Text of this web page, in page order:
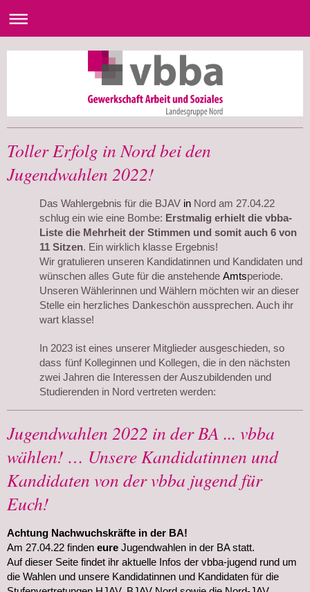
Toller Erfolg in Nord bei den
Jugendwahlen 2022!
Das Wahlergebnis für die BJAV in Nord am 27.04.22
schlug ein wie eine Bombe: Erstmalig erhielt die vbba-
Liste die Mehrheit der Stimmen und somit auch 6 von
11 Sitzen. Ein wirklich klasse Ergebnis!
Wir gratulieren unseren Kandidatinnen und Kandidaten und
wünschen alles Gute für die anstehendeAmtsperiode.
Unseren Wählerinnen und Wählern möchten wir an dieser
Stelle ein herzliches Dankeschön aussprechen. Auch ihr
wart klasse!
In 2023 ist eines unserer Mitglieder ausgeschieden, so
dass fünfKolleginnen und Kollegen, die in den nächsten
zwei Jahren die Interessen der Auszubildenden und
Studierenden in Nord vertreten werden:
Jugendwahlen 2022 in der BA ... vbba
wählen! … Unsere Kandidatinnen und
Kandidaten von der vbba jugend für
Euch!
Achtung Nachwuchskräfte in der BA!
Am 27.04.22 finden eure Jugendwahlen in der BA statt.
Auf dieser Seite findet ihr aktuelle Infos der vbba-jugend rund um
die Wahlen und unsere Kandidatinnen und Kandidaten für die